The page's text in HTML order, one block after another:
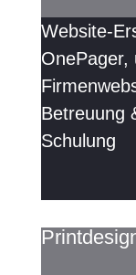
Website-
OnePager,
Betreuung
Schulung